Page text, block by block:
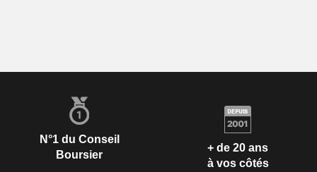
N°1 du Conseil
Boursier
+ de 20 ans
à vos côtés